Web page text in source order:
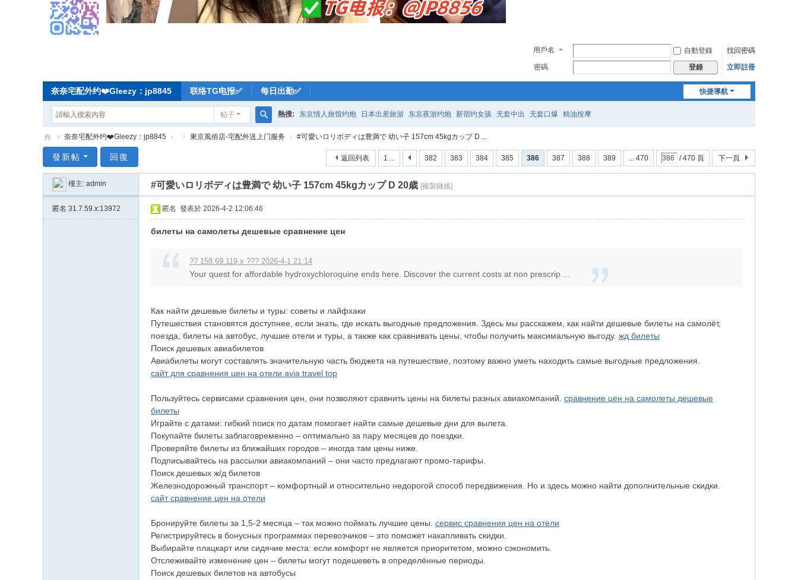
用戶名 自動登錄
找回密碼
密碼
登錄 立即註冊
快捷導航
奈奈宅配外约❤️Gleezy：jp8845 联络TG电报✅ 每日出勤✅
帖子
搜
熱搜: 东京情人旅馆约炮 日本出差旅游 东京夜游约炮 新宿约女孩 无套中出 无套口爆 精油按摩
奈
» 奈奈宅配外约❤️Gleezy：jp8845 › › 東京風俗店-宅配外送上门服务 › #可愛いロリボディは豊満で 幼い子 157cm 45kgカップ D ...
1 ... 382 383 384 385 386 387 388 389 ... 470 / 470 頁 下一頁
返回列表
發新帖 回復
樓主: admin #可愛いロリボディは豊満で 幼い子 157cm 45kgカップ D 20歳 [複製鏈接]
匿名 31.7.59.x:13972 匿名 發表於 2026-4-2 12:06:46
билеты на самолеты дешевые сравнение цен
?? 158.69.119.x ??? 2026-4-1 21:14
Your quest for affordable hydroxychloroquine ends here. Discover the current costs at non prescrip ...
Как найти дешевые билеты и туры: советы и лайфхаки
Путешествия становятся доступнее, если знать, где искать выгодные предложения. Здесь мы расскажем, как найти дешевые билеты на самолёт,
поезда, билеты на автобус, лучшие отели и туры, а также как сравнивать цены, чтобы получить максимальную выгоду. жд билеты
Поиск дешевых авиабилетов
Авиабилеты могут составлять значительную часть бюджета на путешествие, поэтому важно уметь находить самые выгодные предложения.
сайт для сравнения цен на отели avia travel top
Пользуйтесь сервисами сравнения цен, они позволяют сравнить цены на билеты разных авиакомпаний. сравнение цен на самолеты дешевые
билеты
Играйте с датами: гибкий поиск по датам помогает найти самые дешевые дни для вылета.
Покупайте билеты заблаговременно – оптимально за пару месяцев до поездки.
Проверяйте билеты из ближайших городов – иногда там цены ниже.
Подписывайтесь на рассылки авиакомпаний – они часто предлагают промо-тарифы.
Поиск дешевых ж/д билетов
Железнодорожный транспорт – комфортный и относительно недорогой способ передвижения. Но и здесь можно найти дополнительные скидки.
сайт сравнение цен на отели
Бронируйте билеты за 1,5-2 месяца – так можно поймать лучшие цены. сервис сравнения цен на отели
Регистрируйтесь в бонусных программах перевозчиков – это поможет накапливать скидки.
Выбирайте плацкарт или сидячие места: если комфорт не является приоритетом, можно сэкономить.
Отслеживайте изменение цен – билеты могут подешеветь в определённые периоды.
Поиск дешевых билетов на автобусы